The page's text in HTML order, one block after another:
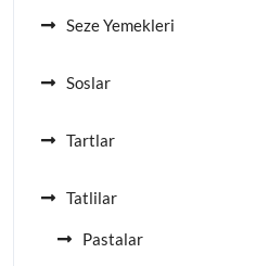
Seze Yemekleri
Soslar
Tartlar
Tatlilar
Pastalar